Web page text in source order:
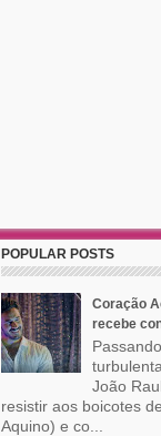
POPULAR POSTS
Coração
recebe
João
resistir aos boicotes
Aquino) e co...